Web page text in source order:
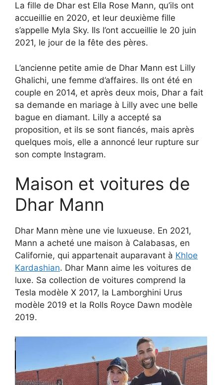
La fille de Dhar est Ella Rose Mann, qu’ils ont
accueillie en 2020, et leur deuxième fille
s’appelle Myla Sky. Ils l’ont accueillie le 20 juin
2021, le jour de la fête des pères.
L’ancienne petite amie de Dhar Mann est Lilly
Ghalichi, une femme d’affaires. Ils ont été en
couple en 2014, et après deux mois, Dhar a fait
sa demande en mariage à Lilly avec une belle
bague en diamant. Lilly a accepté sa
proposition, et ils se sont fiancés, mais après
quelques mois, elle a annoncé leur rupture sur
son compte Instagram.
Maison et voitures de
Dhar Mann
Dhar Mann mène une vie luxueuse. En 2021,
Mann a acheté une maison à Calabasas, en
Californie, qui appartenait auparavant à Khloe
Kardashian. Dhar Mann aime les voitures de
luxe. Sa collection de voitures comprend la
Tesla modèle X 2017, la Lamborghini Urus
modèle 2019 et la Rolls Royce Dawn modèle
2019.